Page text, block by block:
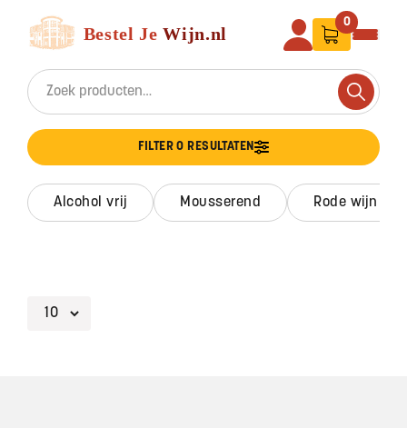
Search for:
Search
0
FILTER 0 RESULTATEN
alcohol vrij mousserend rode wijn